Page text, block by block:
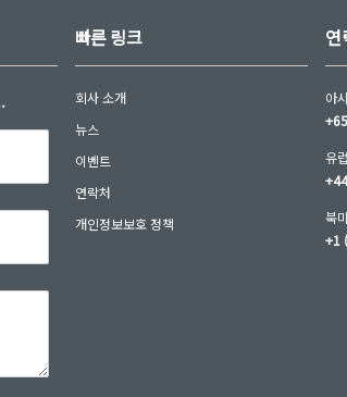
빠른 링크
회사 소개
뉴스
이벤트
연락처
개인정보보호 정책
연
아
유
북
+1